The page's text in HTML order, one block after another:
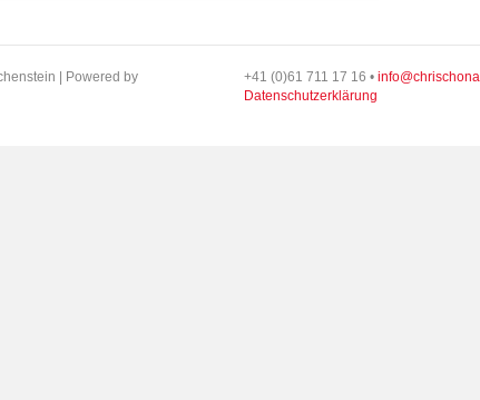
| Powered by
+41 (0)61 711 17 16 •
Datenschutzerklärung